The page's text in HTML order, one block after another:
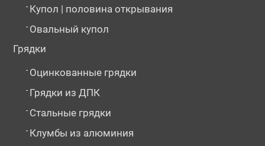
- Купол | половина открывания
- Овальный купол
Грядки
- Оцинкованные грядки
- Грядки из ДПК
- Стальные грядки
- Клумбы из алюминия